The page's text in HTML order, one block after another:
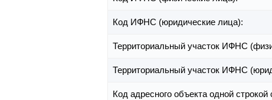
Код ИФНС (юридические лица):
Территориальный участок ИФНС
Территориальный участок ИФНС
Код адресного объекта одной строкой